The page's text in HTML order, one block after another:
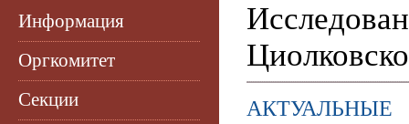
Информация
Оргкомитет
Секции